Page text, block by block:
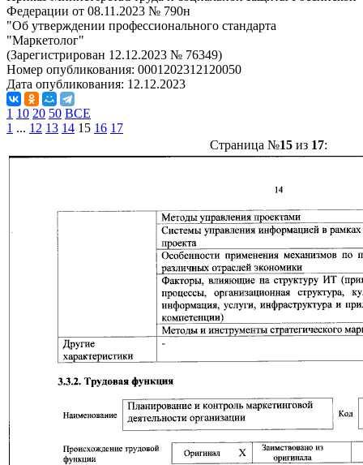
Федерации от 08.11.2023 № 790н
"Об утверждении профессионального стандарта
"Маркетолог"
(Зарегистрирован 12.12.2023 № 76349)
Номер опубликования: 0001202312120050
Дата опубликования: 12.12.2023
1 10 20 50 ВСЕ
1 ... 12 13 14 15 16 17
Страница №15из 17: